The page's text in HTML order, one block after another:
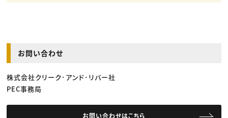
お問い合わせ
株式会社クリーク･アンド･リバー社
PEC事務局
お問い合わせはこちら